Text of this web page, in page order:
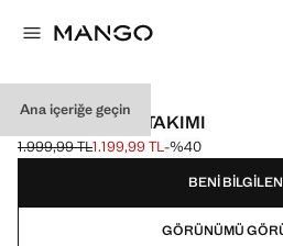
Ana içeriğe geçin
UZUN PIJAMA TAKIMI
Üstü çizili ilk fiyat [1.999,99 TL ]
1.999,99 TL
Güncel fiyat [1.199,99 TL ]
1.199,99 TL-%40
Bir renk seçin
BENI
GÖRÜNÜMÜ